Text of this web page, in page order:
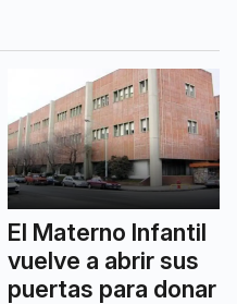
El Materno Infantil
vuelve a abrir sus
puertas para donar